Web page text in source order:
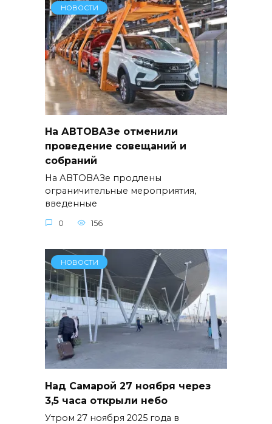
НОВОСТИ
На АВТОВАЗе отменили
проведение совещаний и
собраний
На АВТОВАЗе продлены
ограничительные мероприятия,
введенные
0 156
НОВОСТИ
Над Самарой 27 ноября через
3,5 часа открыли небо
Утром 27 ноября 2025 года в